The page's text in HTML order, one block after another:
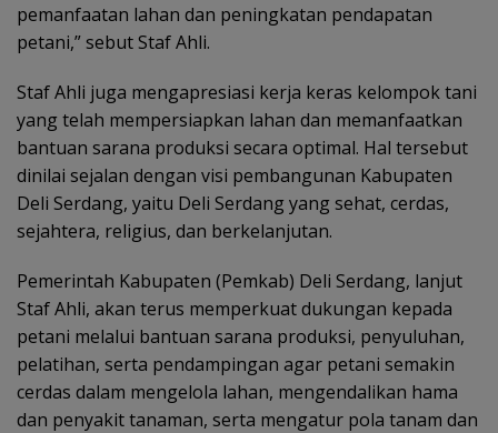
pemanfaatan lahan dan peningkatan pendapatan
petani,” sebut Staf Ahli.
Staf Ahli juga mengapresiasi kerja keras kelompok tani
yang telah mempersiapkan lahan dan memanfaatkan
bantuan sarana produksi secara optimal. Hal tersebut
dinilai sejalan dengan visi pembangunan Kabupaten
Deli Serdang, yaitu Deli Serdang yang sehat, cerdas,
sejahtera, religius, dan berkelanjutan.
Pemerintah Kabupaten (Pemkab) Deli Serdang, lanjut
Staf Ahli, akan terus memperkuat dukungan kepada
petani melalui bantuan sarana produksi, penyuluhan,
pelatihan, serta pendampingan agar petani semakin
cerdas dalam mengelola lahan, mengendalikan hama
dan penyakit tanaman, serta mengatur pola tanam dan